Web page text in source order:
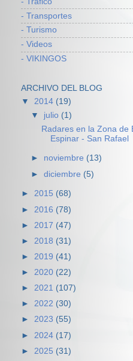
- Transportes
- Turismo
- Videos
- VIKINGOS
ARCHIVO DEL BLOG
▼ 2014 (19)
▼ julio (1)
Radares en la Zona de
Espinar - San Rafael
► noviembre (13)
►diciembre (5)
► 2015 (68)
► 2016 (78)
► 2017 (47)
► 2018 (31)
► 2019 (41)
► 2020 (22)
► 2021 (107)
► 2022 (30)
► 2023 (55)
► 2024 (17)
► 2025 (31)